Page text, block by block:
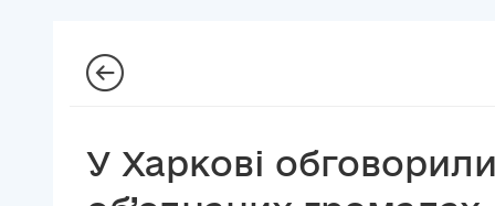
Репортажі з громад
Хмара тегів
Безпека
У Харкові